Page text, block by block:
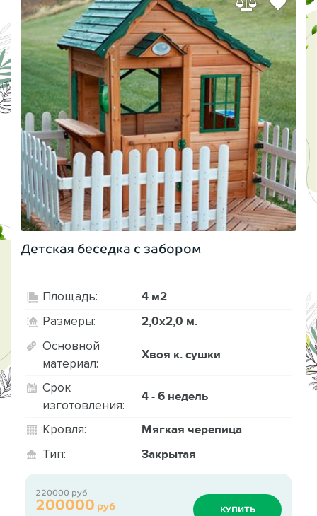
Детская беседка с забором
Площадь: 4 м2
Размеры: 2,0х2,0 м.
Основной
материал:
Хвоя к. сушки
Срок
изготовления:
4 - 6 недель
Кровля: Мягкая черепица
Тип: Закрытая
200000 руб
220000 руб
КУПИТЬ